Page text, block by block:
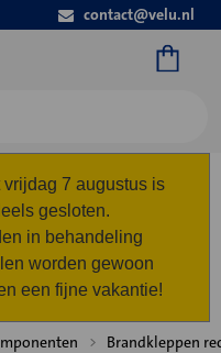
contact@velu.nl
7 augustus is
gesloten.
in behandeling
worden gewoon
een fijne vakantie!
Brandkleppen